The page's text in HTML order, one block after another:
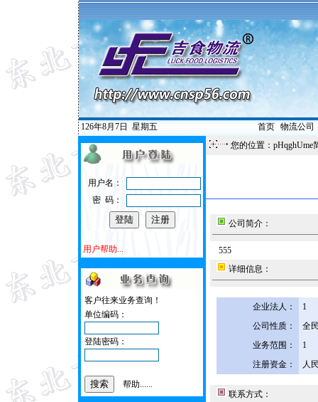
126年8月7日 星期五 首页| 物流公司
用户名：
密 码：
用户帮助...
客户往来业务查询！
单位编码：
登陆密码：
帮助......
您的位置：pHqghUme
公司简介：
555
详细信息：
企业法人：
1
公司性质：
全
业务范围：
1
注册资金：
人
联系方式：